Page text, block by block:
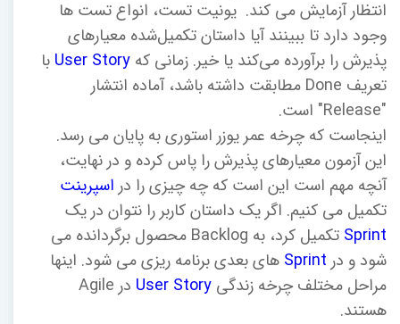
انتظار آزمایش می کند. یونیت تست، انواع تست ها
وجود دارد تا ببینند آیا داستان تکمیل‌شده معیارهای
پذیرش را برآورده می‌کند یا خیر. زمانی که User Story با
تعریف Done مطابقت داشته باشد، آماده انتشار
"Release" است.
اینجاست که چرخه عمر یوزر استوری به پایان می رسد.
این آزمون معیارهای پذیرش را پاس کرده و در نهایت،
آنچه مهم است این است که چه چیزی را در اسپرینت
تکمیل می کنیم. اگر یک داستان کاربر را نتوان در یک
Sprint
تکمیل کرد، به Backlog محصول برگردانده می
شود و در Sprint های بعدی برنامه ریزی می شود. اینها
مراحل مختلف چرخه زندگی User Story
در Agile
هستند.